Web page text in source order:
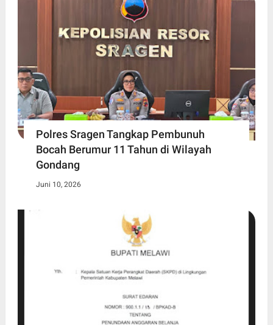
Polres Sragen Tangkap Pembunuh
Bocah Berumur 11 Tahun di Wilayah
Gondang
Juni 10, 2026